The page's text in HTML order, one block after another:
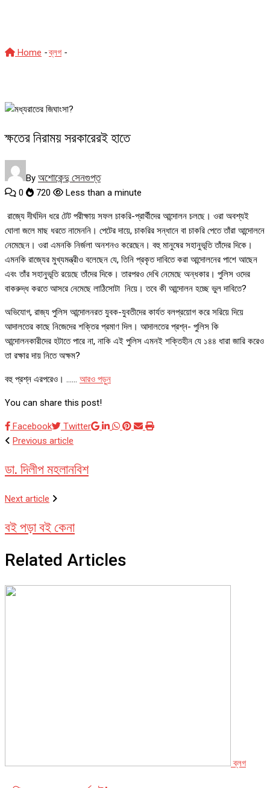
Home -ব্লগ -
ক্ষতের নিরাময় সরকারেরই হাতে
By অশোকেন্দু সেনগুপ্ত
0 720 Less than a minute
রাজ্যে দীর্ঘদিন ধরে টেট পরীক্ষায় সফল চাকরি-প্রার্থীদের আন্দোলন চলছে। ওরা অবশ্যই
ঘোলা জলে মাছ ধরতে নামেননি। পেটের দায়ে, চাকরির সন্ধানে বা চাকরি পেতে তাঁরা আন্দোলনে
নেমেছেন। ওরা এমনকি নির্জলা অনশনও করেছেন। বহু মানুষের সহানুভূতি তাঁদের দিকে।
এমনকি রাজ্যের মুখ্যমন্ত্রীও বলেছেন যে, তিনি প্রকৃত দাবিতে করা আন্দোলনের পাশে আছেন
এবং তাঁর সহানুভূতি রয়েছে তাঁদের দিকে। তারপরও দেখি নেমেছে অন্ধকার। পুলিস ওদের
বাকরুদ্ধ করতে আসরে নেমেছে লাঠিসোটা নিয়ে। তবে কী আন্দোলন হচ্ছে ভুল দাবিতে?
অভিযোগ, রাজ্য পুলিস আন্দোলনরত যুবক-যুবতীদের কার্যত বলপ্রয়োগ করে সরিয়ে দিয়ে
আদালতের কাছে নিজেদের শক্তির প্রমাণ দিল। আদালতের প্রশ্ন- পুলিস কি
আন্দোলনকারীদের হটাতে পারে না, নাকি এই পুলিস এমনই শক্তিহীন যে ১৪৪ ধারা জারি করেও
তা রক্ষার দায় নিতে অক্ষম?
বহু প্রশ্ন এরপরেও। …… আরও পড়ুন
You can share this post!
Facebook Twitter Google+
LinkedIn
Whatsapp
Pinterest
Share
Print
Previous article
ডা. দিলীপ মহলানবিশ
Next article
বই পড়া বই কেনা
Related Articles
ব্লগ